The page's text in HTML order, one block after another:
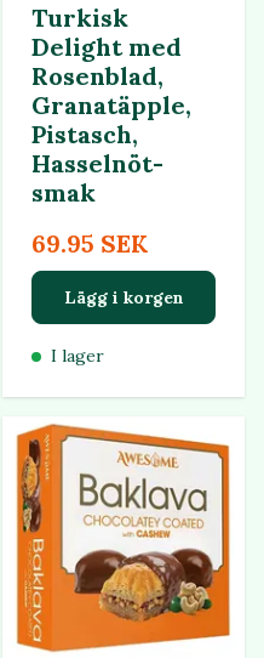
Turkisk
Delight med
Rosenblad,
Granatäpple,
Pistasch,
Hasselnöt-
smak
69.95 SEK
Lägg i korgen
I lager